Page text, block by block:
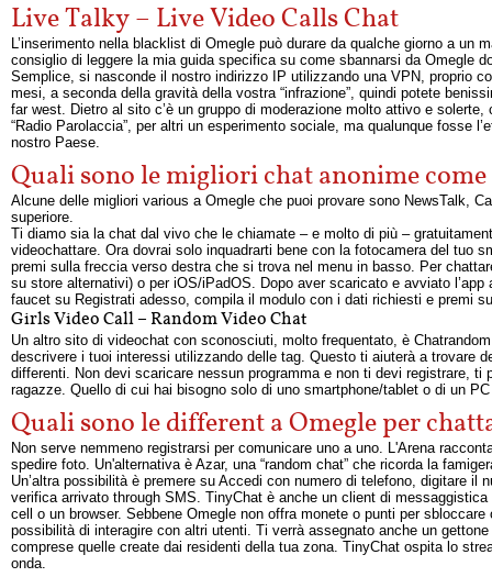
Live Talky – Live Video Calls Chat
L’inserimento nella blacklist di Omegle può durare da qualche giorno a
consiglio di leggere la mia guida specifica su come sbannarsi da Omegle
Semplice, si nasconde il nostro indirizzo IP utilizzando una VPN, proprio
mesi, a seconda della gravità della vostra “infrazione”, quindi potete
far west. Dietro al sito c’è un gruppo di moderazione molto attivo e
“Radio Parolaccia”, per altri un esperimento sociale, ma qualunque fosse
nostro Paese.
Quali sono le migliori chat anonime come
Alcune delle migliori various a Omegle che puoi provare sono NewsTalk,
superiore.
Ti diamo sia la chat dal vivo che le chiamate – e molto di più –
videochattare. Ora dovrai solo inquadrarti bene con la fotocamera del tuo
premi sulla freccia verso destra che si trova nel menu in basso. Per
su store alternativi) o per iOS/iPadOS. Dopo aver scaricato e avviato
faucet su Registrati adesso, compila il modulo con i dati richiesti e premi
Girls Video Call – Random Video Chat
Un altro sito di videochat con sconosciuti, molto frequentato, è
descrivere i tuoi interessi utilizzando delle tag. Questo ti aiuterà a trovare
differenti. Non devi scaricare nessun programma e non ti devi registrare,
ragazze. Quello di cui hai bisogno solo di uno smartphone/tablet o di un
Quali sono le different a Omegle per
Non serve nemmeno registrarsi per comunicare uno a uno. L'Arena
spedire foto. Un'alternativa è Azar, una “random chat” che ricorda la
Un’altra possibilità è premere su Accedi con numero di telefono, digitare
verifica arrivato through SMS. TinyChat è anche un client di
cell o un browser. Sebbene Omegle non offra monete o punti per
possibilità di interagire con altri utenti. Ti verrà assegnato anche un
comprese quelle create dai residenti della tua zona. TinyChat ospita lo
onda.